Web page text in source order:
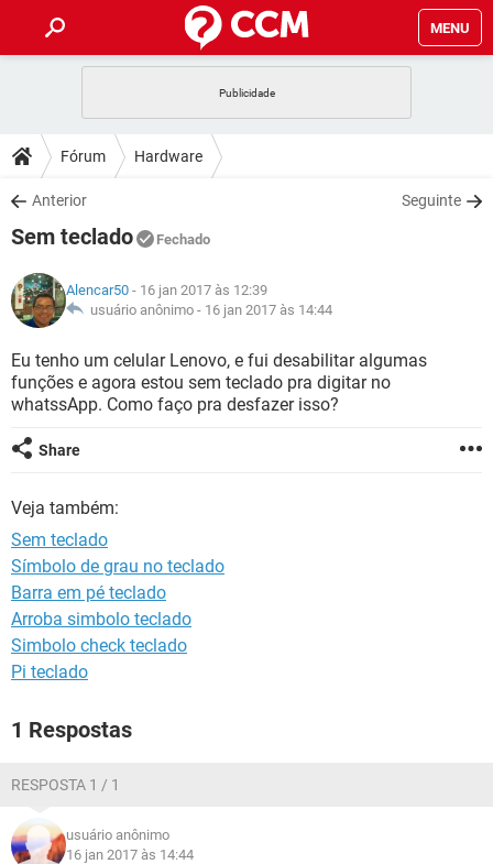
MENU
CELULAR
OUTLOOK
INSTAGRAM
GUIA DE COMPRAS
DICAS
JOGOS
INSTAGRAM GMAIL
GUIA DE COMPRAS
DOWNLOADS
JOGOS
CELULAR
OUTLOOK EXCEL
INSTAGRAM GMAIL
GUIA DE COMPRAS
JOGOS WHATSAPP
CELULAR
OUTLOOK EXCEL
INSTAGRAM GMAIL
GUIA DE COMPRAS
GLOSSÁRIO
JOGOS WHATSAPP
CELULAR FACEBOOK
INSTAGRAM
GUIA DE COMPRAS
Fórum Hardware
Anterior Seguinte
Sem teclado Fechado
Alencar50 - 16 jan 2017 às 12:39
usuário anônimo - 16 jan 2017 às 14:44
Eu tenho um celular Lenovo, e fui desabilitar algumas
funções e agora estou sem teclado pra digitar no
whatssApp. Como faço pra desfazer isso?
Share
Veja também:
Sem teclado
Símbolo de grau no teclado
Barra em pé teclado
Arroba simbolo teclado
Simbolo check teclado
Pi teclado
1 Respostas
RESPOSTA 1 / 1
usuário anônimo
16 jan 2017 às 14:44